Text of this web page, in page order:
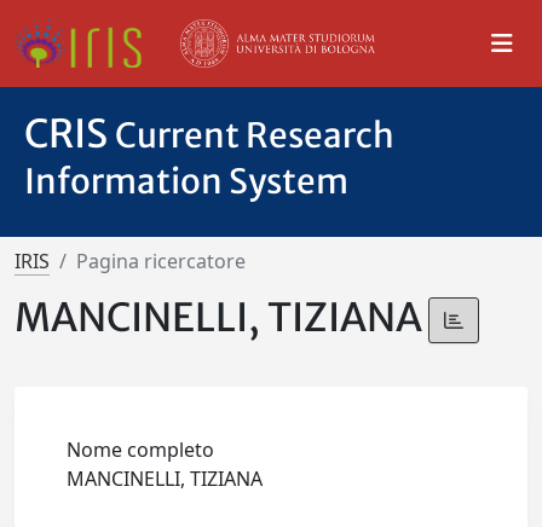
CRIS Current Research
Information System
IRIS Pagina ricercatore
MANCINELLI, TIZIANA
Nome completo
MANCINELLI, TIZIANA